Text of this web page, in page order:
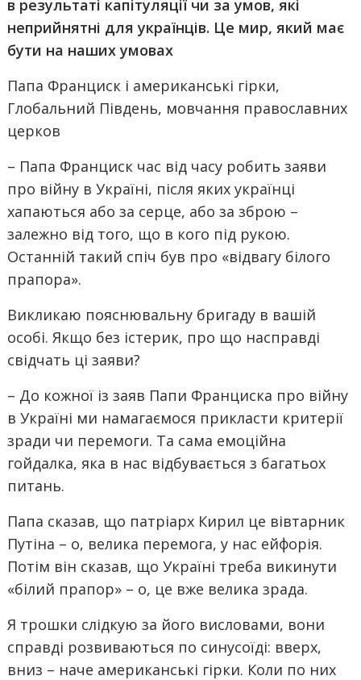
в результаті капітуляції чи за умов, які
неприйнятні для українців. Це мир, який має
бути на наших умовах
Папа Франциск і американські гірки,
Глобальний Південь, мовчання православних
церков
– Папа Франциск час від часу робить заяви
про війну в Україні, після яких українці
хапаються або за серце, або за зброю –
залежно від того, що в кого під рукою.
Останній такий спіч був про «відвагу білого
прапора».
Викликаю пояснювальну бригаду в вашій
особі. Якщо без істерик, про що насправді
свідчать ці заяви?
– До кожної із заяв Папи Франциска про війну
в Україні ми намагаємося прикласти критерії
зради чи перемоги. Та сама емоційна
гойдалка, яка в нас відбувається з багатьох
питань.
Папа сказав, що патріарх Кирил це вівтарник
Путіна – о, велика перемога, у нас ейфорія.
Потім він сказав, що Україні треба викинути
«білий прапор» – о, це вже велика зрада.
Я трошки слідкую за його висловами, вони
справді розвиваються по синусоїді: вверх,
вниз – наче американські гірки. Коли по них